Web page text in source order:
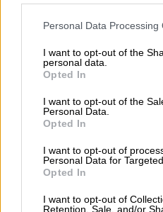
Please note that this website/
not limited to your visit or
grant or deny consent to
use your data for below
consent section.
Personal Data Processing
I want to opt-out of the
personal data.
Opted In
I want to opt-out of the
Personal Data.
Opted In
I want to opt-out of
Personal Data for
Opted In
I want to opt-out of
Retention, Sale, and/or